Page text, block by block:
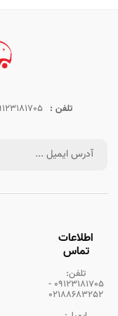
تلفن :
اطلاعات
تماس
تلفن:
09123181705 -
02188683252